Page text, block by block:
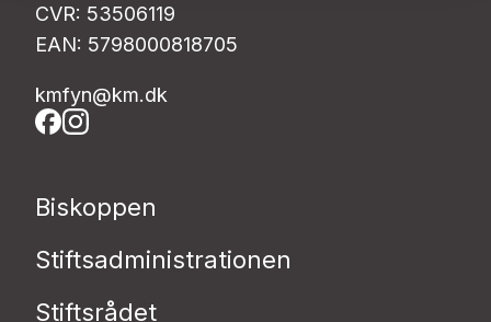
CVR: 53506119
EAN: 5798000818705
kmfyn@km.dk
Biskoppen
Stiftsadministrationen
Stiftsrådet